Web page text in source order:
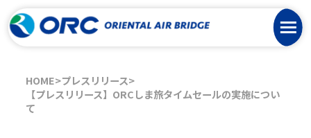
HOME プレスリリース
【プレスリリース】ORCしま旅タイムセールの実施につい
て